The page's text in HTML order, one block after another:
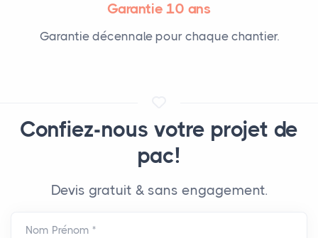
Garantie 10 ans
Garantie décennale pour chaque chantier.
Confiez-nous votre projet de
pac!
Devis gratuit & sans engagement.
Nom Prénom *